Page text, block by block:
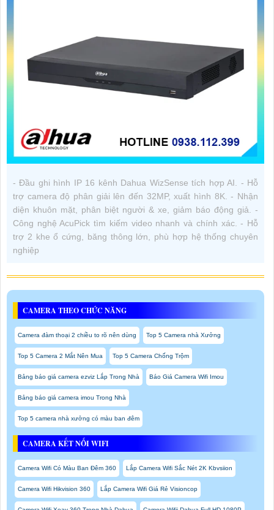
- Đầu ghi hình IP 16 kênh Dahua WizSense tích hợp AI. - Hỗ
trợ camera độ phân giải lên đến 32MP, xuất hình 8K. - Nhận
diện khuôn mặt, phân biệt người & xe, giảm báo động giả. -
Công nghệ AcuPick tìm kiếm video nhanh và chính xác. - Hỗ
trợ 2 khe ổ cứng, băng thông lớn, phù hợp hệ thống chuyên
nghiệp
CAMERA THEO CHỨC NĂNG
Camera đàm thoại 2 chiều to rõ nên dùng Top 5 Camera nhà Xưởng
Top 5 Camera 2 Mắt Nên Mua Top 5 Camera Chống Trộm
Bảng báo giá camera ezviz Lắp Trong Nhà Báo Giá Camera Wifi Imou
Bảng báo giá camera imou Trong Nhà
Top 5 camera nhà xưởng có màu ban đêm
CAMERA KẾT NỐI WIFI
Camera Wifi Có Màu Ban Đêm 360 Lắp Camera Wifi Sắc Nét 2K Kbvsiion
Camera Wifi Hikvision 360 Lắp Camera Wifi Giá Rẻ Visioncop